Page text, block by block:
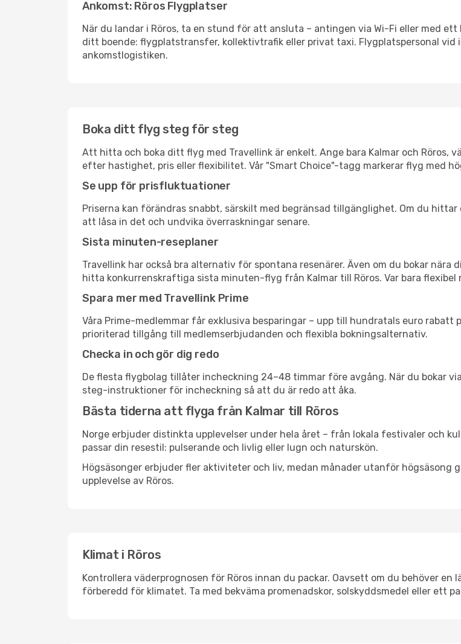
Ankomst: Röros Flygplatser
När du landar i Röros, ta en stund för att ansluta – antingen via Wi-Fi eller med
ditt boende: flygplatstransfer, kollektivtrafik eller privat taxi. Flygplatspersonal
ankomstlogistiken.
Boka ditt flyg steg för steg
Att hitta och boka ditt flyg med Travellink är enkelt. Ange bara Kalmar och Röros,
efter hastighet, pris eller flexibilitet. Vår "Smart Choice"-tagg markerar flyg med
Se upp för prisfluktuationer
Priserna kan förändras snabbt, särskilt med begränsad tillgänglighet. Om du
att låsa in det och undvika överraskningar senare.
Sista minuten-reseplaner
Travellink har också bra alternativ för spontana resenärer. Även om du bokar
hitta konkurrenskraftiga sista minuten-flyg från Kalmar till Röros. Var bara
Spara mer med Travellink Prime
Våra Prime-medlemmar får exklusiva besparingar – upp till hundratals euro rabatt
prioriterad tillgång till medlemserbjudanden och flexibla bokningsalternativ.
Checka in och gör dig redo
De flesta flygbolag tillåter incheckning 24–48 timmar före avgång. När du bokar
steg-instruktioner för incheckning så att du är redo att åka.
Bästa tiderna att flyga från Kalmar till Röros
Norge erbjuder distinkta upplevelser under hela året – från lokala festivaler och
passar din resestil: pulserande och livlig eller lugn och naturskön.
Högsäsonger erbjuder fler aktiviteter och liv, medan månader utanför högsäsong
upplevelse av Röros.
Klimat i Röros
Kontrollera väderprognosen för Röros innan du packar. Oavsett om du behöver
förberedd för klimatet. Ta med bekväma promenadskor, solskyddsmedel eller ett